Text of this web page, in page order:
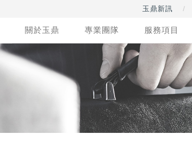
玉鼎新訊
關於玉鼎 專業團隊 服務項目